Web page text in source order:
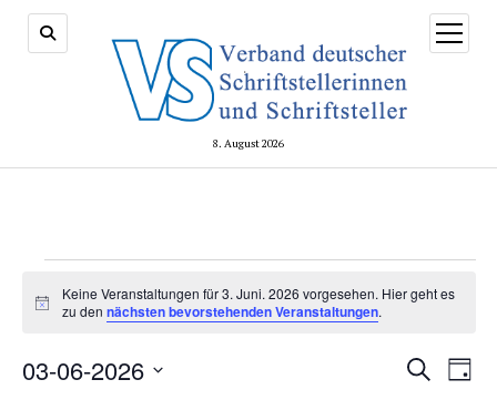
8. August 2026
Menü
öffnen
Veranstaltungen
for
3.
Hinweis
Keine Veranstaltungen für 3. Juni. 2026 vorgesehen. Hier geht es
zu den nächsten bevorstehenden Veranstaltungen.
SucheTag
03-06-2026